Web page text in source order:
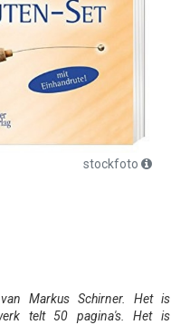
stockfoto
Markus Schirner. Het is
telt 50 pagina's. Het is